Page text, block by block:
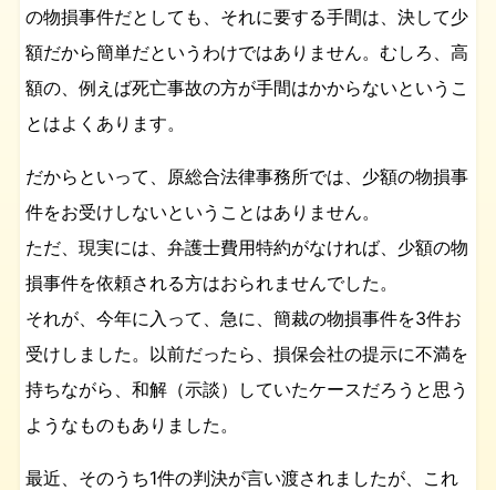
の物損事件だとしても、それに要する手間は、決して少
額だから簡単だというわけではありません。むしろ、高
額の、例えば死亡事故の方が手間はかからないというこ
とはよくあります。
だからといって、原総合法律事務所では、少額の物損事
件をお受けしないということはありません。
ただ、現実には、弁護士費用特約がなければ、少額の物
損事件を依頼される方はおられませんでした。
それが、今年に入って、急に、簡裁の物損事件を3件お
受けしました。以前だったら、損保会社の提示に不満を
持ちながら、和解（示談）していたケースだろうと思う
ようなものもありました。
最近、そのうち1件の判決が言い渡されましたが、これ